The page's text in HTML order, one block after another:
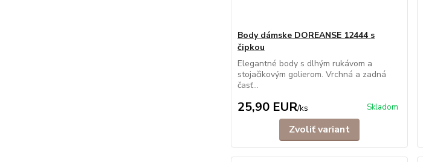
Body dámske DOREANSE 12444 s
čipkou
Elegantné body s dlhým rukávom a
stojačikovým golierom. Vrchná a zadná
časť...
25,90 EUR/ks Skladom
Zvoliť variant